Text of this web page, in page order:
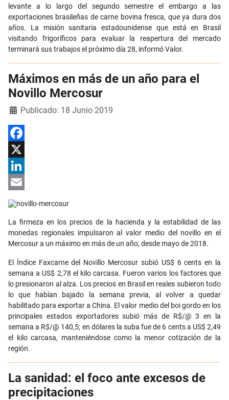
levante a lo largo del segundo semestre el embargo a las
exportaciones brasileñas de carne bovina fresca, que ya dura dos
años. La misión sanitaria estadounidense que está en Brasil
visitando frigoríficos para evaluar la reapertura del mercado
terminará sus trabajos el próximo día 28, informó Valor.
Máximos en más de un año para el
Novillo Mercosur
Detalles
Publicado: 18 Junio 2019
Facebook
X
LinkedIn
Email
La firmeza en los precios de la hacienda y la estabilidad de las
monedas regionales impulsaron al valor medio del novillo en el
Mercosur a un máximo en más de un año, desde mayo de 2018.
El Índice Faxcarne del Novillo Mercosur subió US$ 6 cents en la
semana a US$ 2,78 el kilo carcasa. Fueron varios los factores que
lo presionaron al alza. Los precios en Brasil en reales subieron todo
lo que habían bajado la semana previa, al volver a quedar
habilitado para exportar a China. El valor medio del boi gordo en los
principales estados exportadores subió más de R$/@ 3 en la
semana a R$/@ 140,5; en dólares la suba fue de 6 cents a US$ 2,49
el kilo carcasa, manteniéndose como la menor cotización de la
región.
La sanidad: el foco ante excesos de
precipitaciones